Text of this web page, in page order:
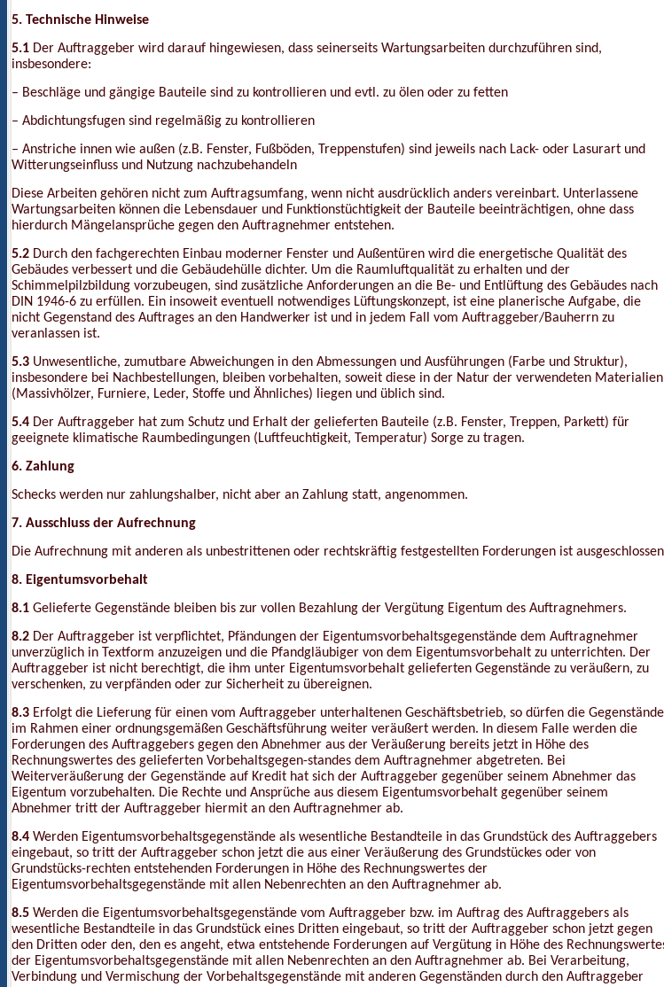
5. Technische Hinweise
5.1 Der Auftraggeber wird darauf hingewiesen, dass seinerseits Wartungsarbeiten durchzuführen sind,
insbesondere:
– Beschläge und gängige Bauteile sind zu kontrollieren und evtl. zu ölen oder zu fetten
– Abdichtungsfugen sind regelmäßig zu kontrollieren
– Anstriche innen wie außen (z.B. Fenster, Fußböden, Treppenstufen) sind jeweils nach Lack- oder Lasurart und
Witterungseinfluss und Nutzung nachzubehandeln
Diese Arbeiten gehören nicht zum Auftragsumfang, wenn nicht ausdrücklich anders vereinbart. Unterlassene
Wartungsarbeiten können die Lebensdauer und Funktionstüchtigkeit der Bauteile beeinträchtigen, ohne dass
hierdurch Mängelansprüche gegen den Auftragnehmer entstehen.
5.2 Durch den fachgerechten Einbau moderner Fenster und Außentüren wird die energetische Qualität des
Gebäudes verbessert und die Gebäudehülle dichter. Um die Raumluftqualität zu erhalten und der
Schimmelpilzbildung vorzubeugen, sind zusätzliche Anforderungen an die Be- und Entlüftung des Gebäudes nach
DIN 1946-6 zu erfüllen. Ein insoweit eventuell notwendiges Lüftungskonzept, ist eine planerische Aufgabe, die
nicht Gegenstand des Auftrages an den Handwerker ist und in jedem Fall vom Auftraggeber/Bauherrn zu
veranlassen ist.
5.3 Unwesentliche, zumutbare Abweichungen in den Abmessungen und Ausführungen (Farbe und Struktur),
insbesondere bei Nachbestellungen, bleiben vorbehalten, soweit diese in der Natur der verwendeten Materialien
(Massivhölzer, Furniere, Leder, Stoffe und Ähnliches) liegen und üblich sind.
5.4 Der Auftraggeber hat zum Schutz und Erhalt der gelieferten Bauteile (z.B. Fenster, Treppen, Parkett) für
geeignete klimatische Raumbedingungen (Luftfeuchtigkeit, Temperatur) Sorge zu tragen.
6. Zahlung
Schecks werden nur zahlungshalber, nicht aber an Zahlung statt, angenommen.
7. Ausschluss der Aufrechnung
Die Aufrechnung mit anderen als unbestrittenen oder rechtskräftig festgestellten Forderungen ist
8. Eigentumsvorbehalt
8.1 Gelieferte Gegenstände bleiben bis zur vollen Bezahlung der Vergütung Eigentum des Auftragnehmers.
8.2 Der Auftraggeber ist verpflichtet, Pfändungen der Eigentumsvorbehaltsgegenstände dem Auftragnehmer
unverzüglich in Textform anzuzeigen und die Pfandgläubiger von dem Eigentumsvorbehalt zu unterrichten. Der
Auftraggeber ist nicht berechtigt, die ihm unter Eigentumsvorbehalt gelieferten Gegenstände zu veräußern, zu
verschenken, zu verpfänden oder zur Sicherheit zu übereignen.
8.3 Erfolgt die Lieferung für einen vom Auftraggeber unterhaltenen Geschäftsbetrieb, so dürfen die Gegenstände
im Rahmen einer ordnungsgemäßen Geschäftsführung weiter veräußert werden. In diesem Falle werden die
Forderungen des Auftraggebers gegen den Abnehmer aus der Veräußerung bereits jetzt in Höhe des
Rechnungswertes des gelieferten Vorbehaltsgegen-standes dem Auftragnehmer abgetreten. Bei
Weiterveräußerung der Gegenstände auf Kredit hat sich der Auftraggeber gegenüber seinem Abnehmer das
Eigentum vorzubehalten. Die Rechte und Ansprüche aus diesem Eigentumsvorbehalt gegenüber seinem
Abnehmer tritt der Auftraggeber hiermit an den Auftragnehmer ab.
8.4 Werden Eigentumsvorbehaltsgegenstände als wesentliche Bestandteile in das Grundstück des Auftraggebers
eingebaut, so tritt der Auftraggeber schon jetzt die aus einer Veräußerung des Grundstückes oder von
Grundstücks-rechten entstehenden Forderungen in Höhe des Rechnungswertes der
Eigentumsvorbehaltsgegenstände mit allen Nebenrechten an den Auftragnehmer ab.
8.5 Werden die Eigentumsvorbehaltsgegenstände vom Auftraggeber bzw. im Auftrag des Auftraggebers als
wesentliche Bestandteile in das Grundstück eines Dritten eingebaut, so tritt der Auftraggeber schon jetzt gegen
den Dritten oder den, den es angeht, etwa entstehende Forderungen auf Vergütung in Höhe des
der Eigentumsvorbehaltsgegenstände mit allen Nebenrechten an den Auftragnehmer ab. Bei Verarbeitung,
Verbindung und Vermischung der Vorbehaltsgegenstände mit anderen Gegenständen durch den Auftraggeber